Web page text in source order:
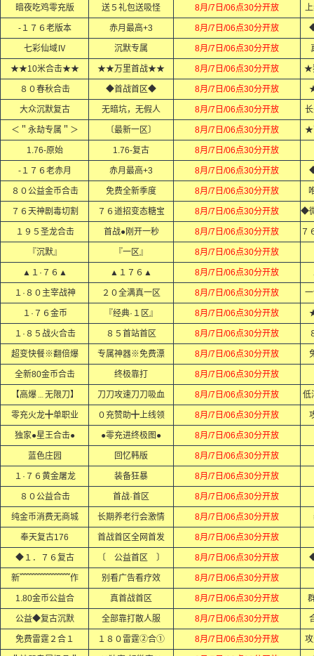
暗夜吃鸡零充版 送５礼包送吸怪 8月/7日/06点30分开放
-１７６老版本 赤月最高+3 8月/7日/06点30分开放
七彩仙域Ⅳ 沉默专属 8月/7日/06点30分开放
★★10米合击★★ ★★万里首战★★ 8月/7日/06点30分开放 ★
８０春秋合击 ◆首战首区◆ 8月/7日/06点30分开放
大众沉默复古 无暗坑，无假人 8月/7日/06点30分开放
＜＂永劫专属＂＞ 〔最新一区〕 8月/7日/06点30分开放 ★
1.76-原始 1.76-复古 8月/7日/06点30分开放
-１７６老赤月 赤月最高+3 8月/7日/06点30分开放
８０公益金币合击 免费全新季度 8月/7日/06点30分开放
７６天神剧毒切割 ７６道招变态糖宝 8月/7日/06点30分开放
１９５圣龙合击 首战●刚开一秒 8月/7日/06点30分开放
『沉默』 『一区』 8月/7日/06点30分开放
▲１·７６▲ ▲１７６▲ 8月/7日/06点30分开放
１·８０主宰战神 ２０全满真一区 8月/7日/06点30分开放
１·７６金币 『经典·１区』 8月/7日/06点30分开放
１·８５战火合击 ８５首站首区 8月/7日/06点30分开放
超变快餐※翻倍爆 专属神器※免费漂 8月/7日/06点30分开放
全新80金币合击 终极靠打 8月/7日/06点30分开放
【高爆﹍无限刀】 刀刀攻速刀刀吸血 8月/7日/06点30分开放 低
零充火龙╋单职业 ０充赞助╋上线领 8月/7日/06点30分开放
独家●星王合击● ●零充进终极图● 8月/7日/06点30分开放
蓝色庄园 回忆韩版 8月/7日/06点30分开放
１·７６黄金屠龙 装备狂暴 8月/7日/06点30分开放
８０公益合击 首战·首区 8月/7日/06点30分开放
纯金币消费无商城 长期养老行会激情 8月/7日/06点30分开放
奉天复古176 首战首区全网首发 8月/7日/06点30分开放
◆１．７６复古 〔 公益首区 〕 8月/7日/06点30分开放
新﹌﹌﹌﹌﹌﹌作 别看广告看疗效 8月/7日/06点30分开放
1.80金币公益合 真首战首区 8月/7日/06点30分开放
公益◆复古沉默 全部靠打散人服 8月/7日/06点30分开放
免费雷霆２合１ １８０雷霆②合① 8月/7日/06点30分开放